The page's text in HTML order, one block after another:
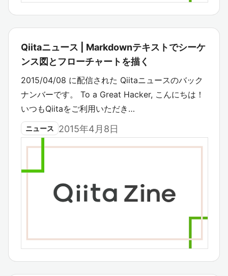
Qiitaニュース | Markdownテキストでシーケ
ンス図とフローチャートを描く
2015/04/08 に配信された Qiitaニュースのバック
ナンバーです。 To a Great Hacker, こんにちは！
いつもQiitaをご利用いただき…
ニュース 2015年4月8日